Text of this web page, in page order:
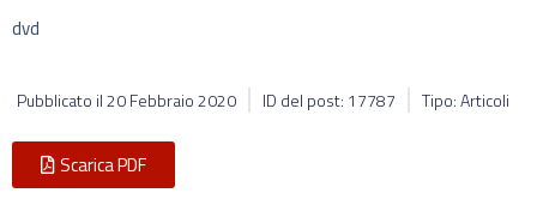
dvd
Pubblicato il20 Febbraio 2020 ID del post: 17787 Tipo: Articoli
Scarica PDF